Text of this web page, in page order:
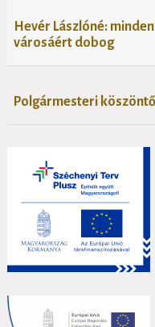
Hevér Lászlóné:
városáért dobog
Polgármesteri köszöntő